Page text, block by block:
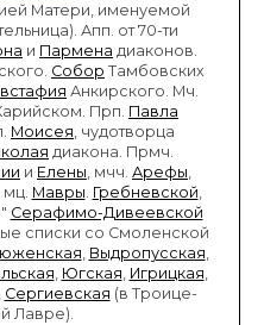
Матери, именуемой
Апп. от 70-ти
и Пармена диаконов.
Собор Тамбовских
Анкирского. Мч.
Прп. Павла
Моисея, чудотворца
диакона. Прмч.
и Елены, мчч. Арефы,
мц. Мавры. Гребневской,
Серафимо-Дивеевской
списки со Смоленской
, Выдропусская,
, Югская, Игрицкая,
, Сергиевская (в Троице-
Лавре).